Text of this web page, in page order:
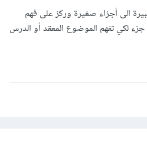
الى أجزاء صغيرة وركز على فهم
لكي تفهم الموضوع المعقد أو الدرس